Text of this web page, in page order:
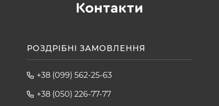
Контакти
РОЗДРІБНІ ЗАМОВЛЕННЯ
+38 (099) 562-25-63
+38 (050) 226-77-77